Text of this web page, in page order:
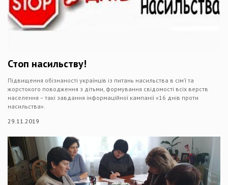
Стоп насильству!
Підвищення обізнаності українців із питань насильства в сім’ї та
жорстокого поводження з дітьми, формування свідомості всіх верств
населення – такі завдання інформаційної кампанії «16 днів проти
насильства».
29.11.2019